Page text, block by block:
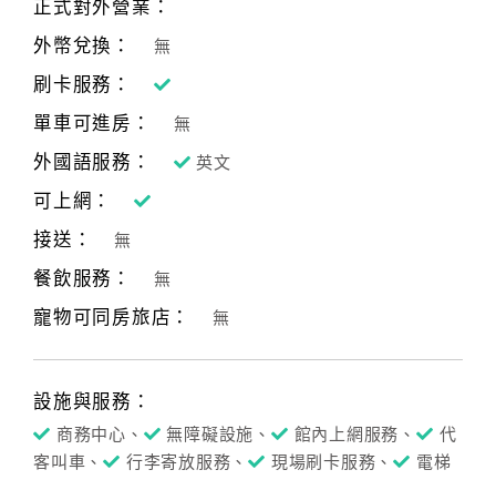
作
提
店
合
作
合
正式對外營業：
外幣兌換：
無
刷卡服務：
單車可進房：
無
外國語服務： 英文
可上網：
接送：
無
餐飲服務： 無
寵物可同房旅店： 無
設施與服務：
商務中心、 無障礙設施、 館內上網服務、
代
客叫車、
行李寄放服務、 現場刷卡服務、 電梯